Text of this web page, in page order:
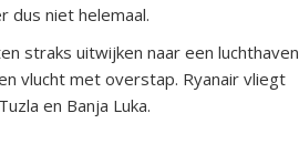
dus niet helemaal.
straks uitwijken naar een luchthaven
vlucht met overstap. Ryanair vliegt
en Banja Luka.